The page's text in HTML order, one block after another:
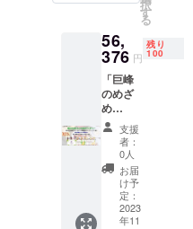
ます。
１
０％OF
F！
いの
か、何
を食べ
ない方
が良い
のか、
代表取
締役の
小名
（九州
大学
大学院
農学研
「食の
箋」×３
０分＋
「生姜
のめざ
め 」サ
ンプル×
１袋
サービ
ス＋
IonaFre
eサンプ
ル×１枚
サービ
択
す
る
56,
376 円
残り
100
「巨峰
のめざ
め
Premiu
m」×１
箱＋
「生姜
のめざ
Premiu
m」×１
支援
者：
0人
お届
け予
定：
2023
年11